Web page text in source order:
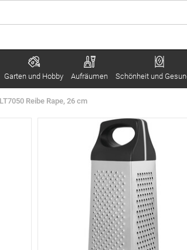
Garten und Hobby Aufräumen Schönheit und
Reibe Rape, 26 cm